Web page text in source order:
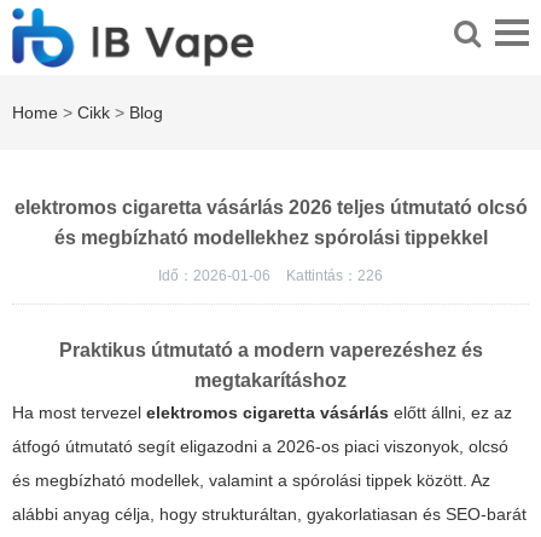
Home > Cikk > Blog
elektromos cigaretta vásárlás 2026 teljes útmutató olcsó
és megbízható modellekhez spórolási tippekkel
Idő：2026-01-06 Kattintás： 226
Praktikus útmutató a modern vaperezéshez és
megtakarításhoz
Ha most tervezel elektromos cigaretta vásárlás előtt állni, ez az
átfogó útmutató segít eligazodni a 2026-os piaci viszonyok, olcsó
és megbízható modellek, valamint a spórolási tippek között. Az
alábbi anyag célja, hogy strukturáltan, gyakorlatiasan és SEO-barát